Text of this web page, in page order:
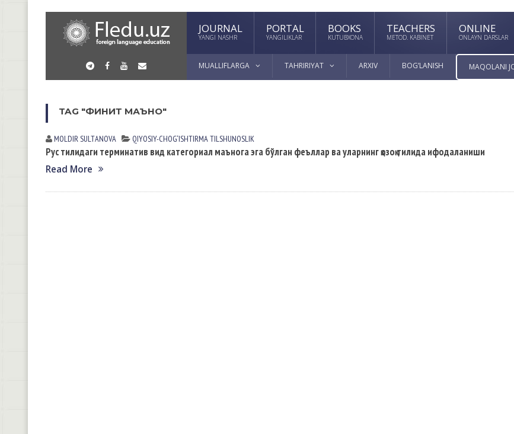
JOURNAL
YANGI NASHR
PORTAL
YANGILIKLAR
BOOKS
KUTUBXONA
TEACHERS
METOD. KABINET
ONLINE
ONLAYN DARSLAR
MUALLIFLARGA TAHRIRIYAT ARXIV BOG’LANISH MAQOLANI
TAG "ФИНИТ МАЪНО"
MOLDIR SULTАNOVА QIYOSIY-CHOG‘ISHTIRMA TILSHUNOSLIK
Рус тилидаги терминатив вид категориал маънога эга бўлган феъллар ва уларнинг қозоқ тилида ифодаланиши
Read More